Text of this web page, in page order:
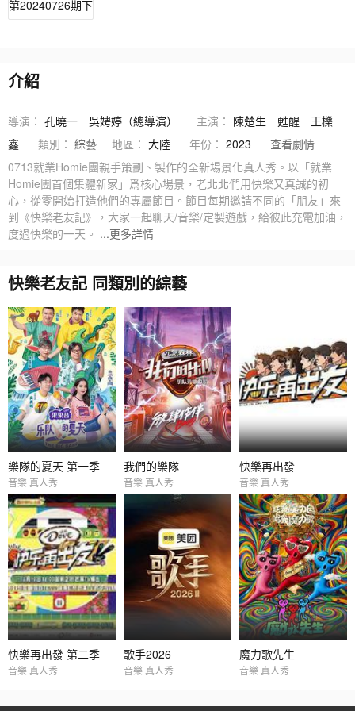
第20240726期下
介紹
導演： 孔曉一 吳娉婷（總導演） 主演： 陳楚生 甦醒
王櫟
鑫
類別： 綜藝 地區： 大陸 年份： 2023
查看劇情
0713就業Homie團親手策劃、製作的全新場景化真人秀。以「就業
Homie團首個集體新家」爲核心場景，老北北們用快樂又真誠的初
心，從零開始打造他們的專屬節目。節目每期邀請不同的「朋友」來
到《快樂老友記》，大家一起聊天/音樂/定製遊戲，給彼此充電加油，
度過快樂的一天。 ...更多詳情
快樂老友記 同類別的綜藝
樂隊的夏天 第一季
音樂 真人秀
我們的樂隊
音樂 真人秀
快樂再出發
音樂 真人秀
快樂再出發 第二季
音樂 真人秀
歌手2026
音樂 真人秀
魔力歌先生
音樂 真人秀